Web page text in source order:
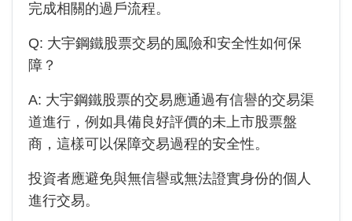
完成相關的過戶流程。
Q: 大宇鋼鐵股票交易的風險和安全性如何保
障？
A: 大宇鋼鐵股票的交易應通過有信譽的交易渠
道進行，例如具備良好評價的未上市股票盤
商，這樣可以保障交易過程的安全性。
投資者應避免與無信譽或無法證實身份的個人
進行交易。